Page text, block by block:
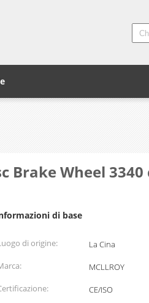
Wheel
di base
di origine:
La Cina
MCLLROY
CE/ISO